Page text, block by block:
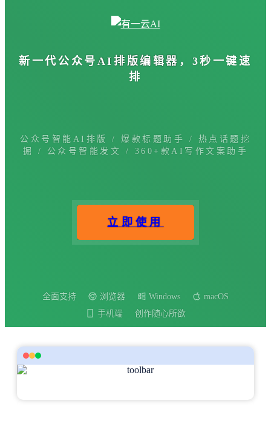
新一代公众号 AI排版编辑器 ，3秒一键速
排
公众号智能AI排版 / 爆款标题助手 / 热点话题挖
掘 / 公众号智能发文 / 360+款AI写作文案助手
立即使用
全面支持 浏览器 Windows
macOS
手机端
创作随心所欲